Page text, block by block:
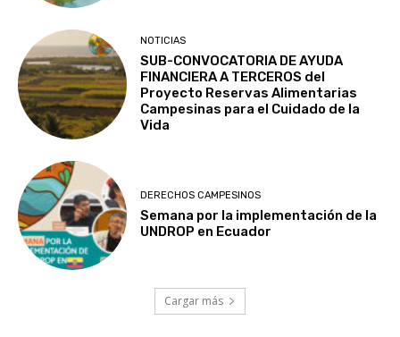
NOTICIAS
SUB-CONVOCATORIA DE AYUDA
FINANCIERA A TERCEROS del
Proyecto Reservas Alimentarias
Campesinas para el Cuidado de la
Vida
DERECHOS CAMPESINOS
Semana por la implementación de la
UNDROP en Ecuador
Cargar más